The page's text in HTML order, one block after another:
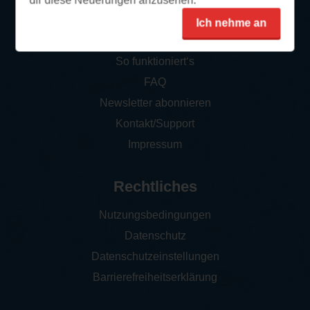
Ich nehme an
So funktioniert‘s
FAQ
Newsletter abonnieren
Kontakt/Support
Impressum
Rechtliches
Nutzungsbedingungen
Datenschutz
Datenschutzeinstellungen
Barrierefreiheitserklärung